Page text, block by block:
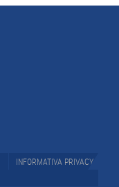
INFORMATIVA PRIVACY